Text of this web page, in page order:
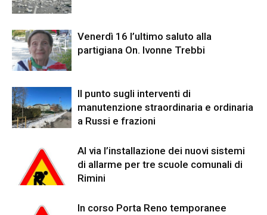
Venerdì 16 l’ultimo saluto alla
partigiana On. Ivonne Trebbi
Il punto sugli interventi di
manutenzione straordinaria e ordinaria
a Russi e frazioni
Al via l’installazione dei nuovi sistemi
di allarme per tre scuole comunali di
Rimini
In corso Porta Reno temporanee